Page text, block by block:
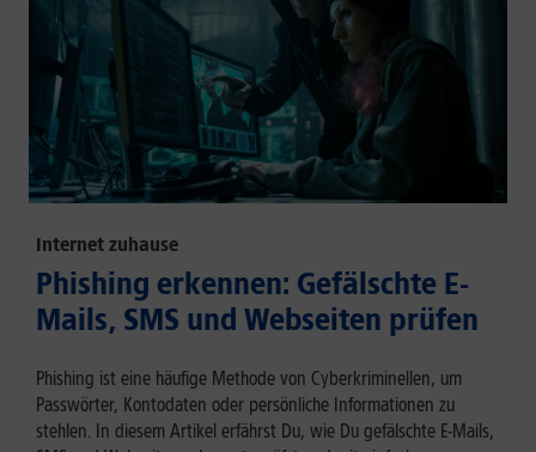
Internet zuhause
Phishing erkennen: Gefälschte E-
Mails, SMS und Webseiten prüfen
Phishing ist eine häufige Methode von Cyberkriminellen, um
Passwörter, Kontodaten oder persönliche Informationen zu
stehlen. In diesem Artikel erfährst Du, wie Du gefälschte E-Mails,